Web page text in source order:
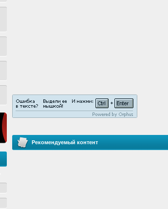
Рекомендуемый контент